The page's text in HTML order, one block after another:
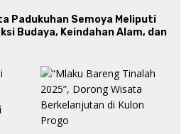
Padukuhan Semoya Meliputi
Budaya, Keindahan Alam, dan